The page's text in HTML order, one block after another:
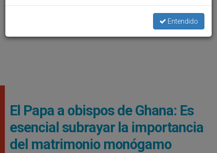
El Papa a obispos de Ghana: Es
esencial subrayar la importancia
del matrimonio monógamo
Entendido